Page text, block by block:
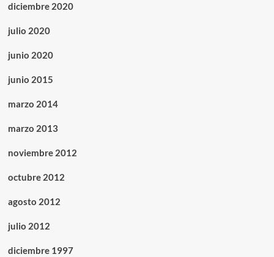
diciembre 2020
julio 2020
junio 2020
junio 2015
marzo 2014
marzo 2013
noviembre 2012
octubre 2012
agosto 2012
julio 2012
diciembre 1997